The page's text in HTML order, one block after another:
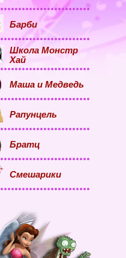
Барби
Школа Монстр
Хай
Маша и Медведь
Рапунцель
Братц
Смешарики